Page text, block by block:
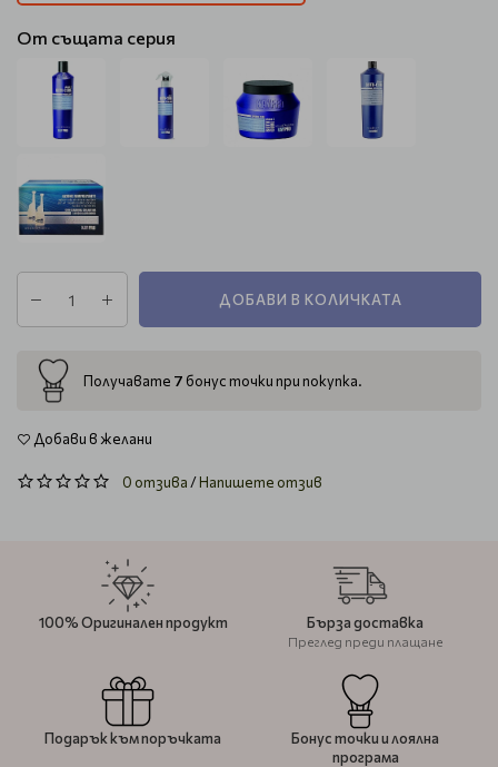
От същата серия
ДОБАВИ В КОЛИЧКАТА
Получавате 7 бонус точки при покупка.
Добави в желани
0 отзива/Напишете отзив
100% Оригинален продукт Бърза доставка
Преглед преди плащане
Подарък към поръчката
Бонус точки и лоялна
програма